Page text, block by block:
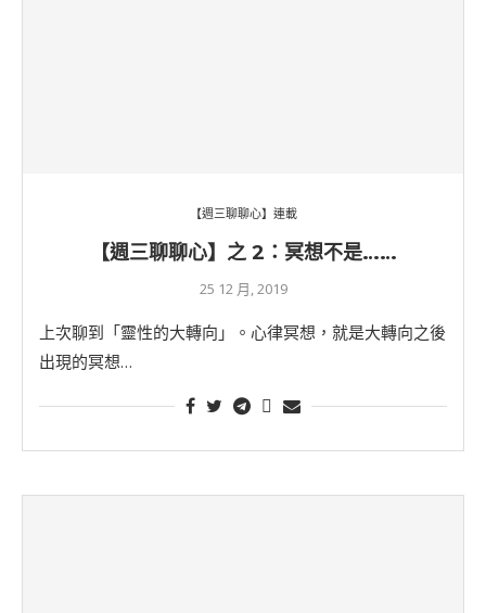
【週三聊聊心】連載
【週三聊聊心】之 2：冥想不是……
25 12 月, 2019
上次聊到「靈性的大轉向」。心律冥想，就是大轉向之後
出現的冥想…